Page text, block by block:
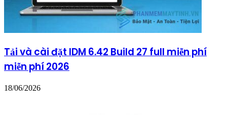
Tải và cài đặt IDM 6.42 Build 27 full miễn phí
miễn phí 2026
18/06/2026